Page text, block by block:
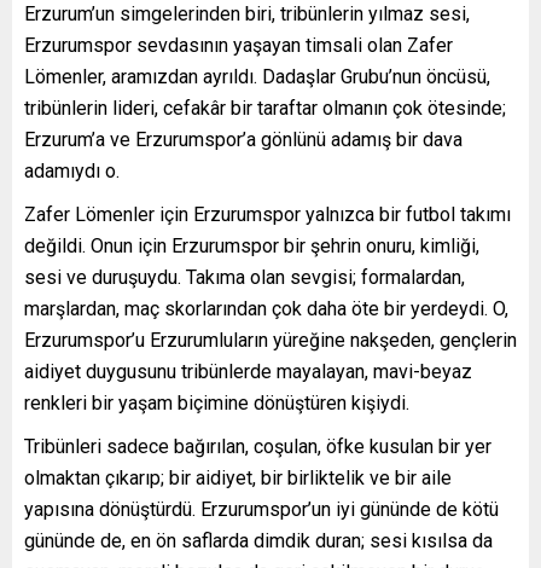
Erzurum’un simgelerinden biri, tribünlerin yılmaz sesi,
Erzurumspor sevdasının yaşayan timsali olan Zafer
Lömenler, aramızdan ayrıldı. Dadaşlar Grubu’nun öncüsü,
tribünlerin lideri, cefakâr bir taraftar olmanın çok ötesinde;
Erzurum’a ve Erzurumspor’a gönlünü adamış bir dava
adamıydı o.
Zafer Lömenler için Erzurumspor yalnızca bir futbol takımı
değildi. Onun için Erzurumspor bir şehrin onuru, kimliği,
sesi ve duruşuydu. Takıma olan sevgisi; formalardan,
marşlardan, maç skorlarından çok daha öte bir yerdeydi. O,
Erzurumspor’u Erzurumluların yüreğine nakşeden, gençlerin
aidiyet duygusunu tribünlerde mayalayan, mavi-beyaz
renkleri bir yaşam biçimine dönüştüren kişiydi.
Tribünleri sadece bağırılan, coşulan, öfke kusulan bir yer
olmaktan çıkarıp; bir aidiyet, bir birliktelik ve bir aile
yapısına dönüştürdü. Erzurumspor’un iyi gününde de kötü
gününde de, en ön saflarda dimdik duran; sesi kısılsa da